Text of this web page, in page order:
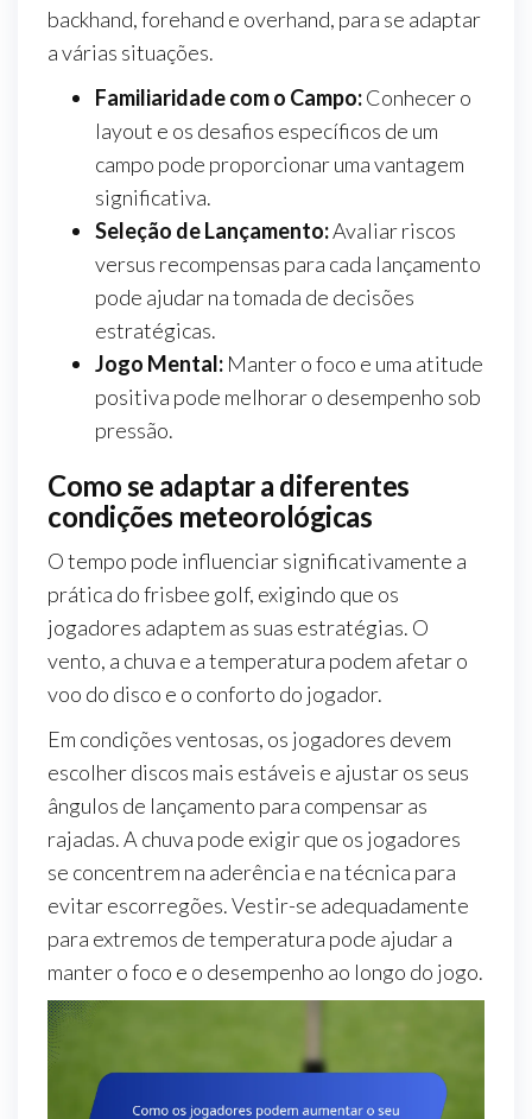
backhand, forehand e overhand, para se adaptar
a várias situações.
Familiaridade com o Campo:Conhecer o
layout e os desafios específicos de um
campo pode proporcionar uma vantagem
significativa.
Seleção de Lançamento:Avaliar riscos
versus recompensas para cada lançamento
pode ajudar na tomada de decisões
estratégicas.
Jogo Mental: Manter o foco e uma atitude
positiva pode melhorar o desempenho sob
pressão.
Como se adaptar a diferentes
condições meteorológicas
O tempo pode influenciar significativamente a
prática do frisbee golf, exigindo que os
jogadores adaptem as suas estratégias. O
vento, a chuva e a temperatura podem afetar o
voo do disco e o conforto do jogador.
Em condições ventosas, os jogadores devem
escolher discos mais estáveis e ajustar os seus
ângulos de lançamento para compensar as
rajadas. A chuva pode exigir que os jogadores
se concentrem na aderência e na técnica para
evitar escorregões. Vestir-se adequadamente
para extremos de temperatura pode ajudar a
manter o foco e o desempenho ao longo do jogo.